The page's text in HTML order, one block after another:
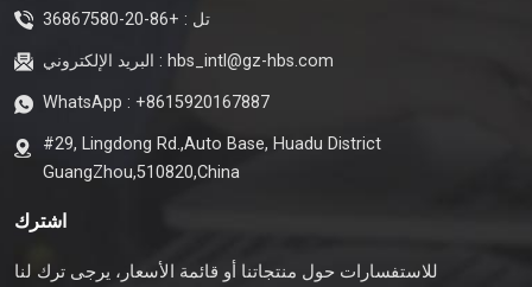
تل : +86-20-36867580
البريد الإلكتروني : hbs_intl@gz-hbs.com
WhatsApp : +8615920167887
#29, Lingdong Rd.,Auto Base, Huadu District
GuangZhou,510820,China
اشترك
للاستفسارات حول منتجاتنا أو قائمة الأسعار، يرجى ترك لنا